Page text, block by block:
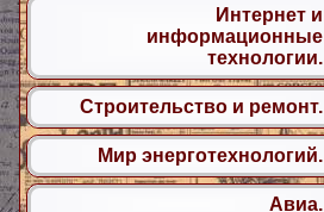
Интернет и
информационные
технологии.
Строительство и ремонт.
Мир энерготехнологий.
Авиа.